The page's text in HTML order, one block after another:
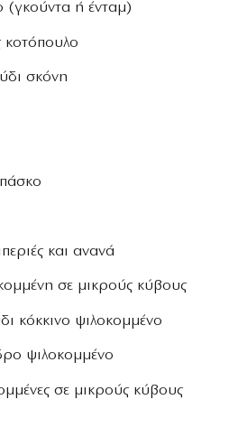
(γκούντα ή ένταμ)
κοτόπουλο
σκόνη
και ανανά
σε μικρούς κύβους
κόκκινο ψιλοκομμένο
ψιλοκομμένο
σε μικρούς κύβους